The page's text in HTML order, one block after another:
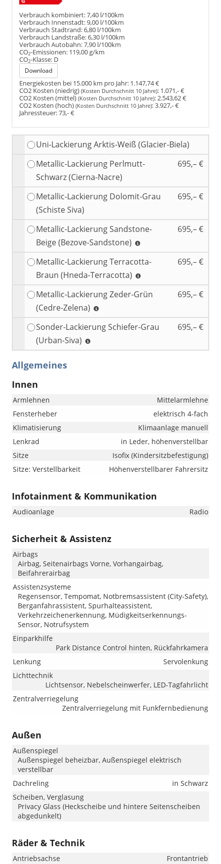
Verbrauch kombiniert:7,40 l/100km
Verbrauch Innenstadt:9,00 l/100km
Verbrauch Stadtrand:6,80 l/100km
Verbrauch Landstraße:6,30 l/100km
Verbrauch Autobahn:7,90 l/100km
CO2-Emissionen: 119,00 g/km
CO2-Klasse: D
Download
Energiekosten bei 15.000 km pro Jahr: 1.147,74 €
CO2 Kosten (niedrig) (Kosten Durchschnitt 10 Jahre): 1.071,- €
CO2 Kosten (mittel) (Kosten Durchschnitt 10 Jahre):2.543,62 €
CO2 Kosten (hoch) (Kosten Durchschnitt 10 Jahre):3.927,- €
Jahressteuer:73,- €
Uni-Lackierung Arktis-Weiß (Glacier-Biela)
Metallic-Lackierung Perlmutt-
Schwarz (Cierna-Nacre)
695,– €
Metallic-Lackierung Dolomit-Grau
(Schiste Siva)
695,– €
Metallic-Lackierung Sandstone-
Beige (Bezove-Sandstone)
695,– €
Metallic-Lackierung Terracotta-
Braun (Hneda-Terracotta)
695,– €
Metallic-Lackierung Zeder-Grün
(Cedre-Zelena)
695,– €
Sonder-Lackierung Schiefer-Grau
(Urban-Siva)
695,– €
Allgemeines
Innen
Armlehnen
Mittelarmlehne
Fensterheber
elektrisch 4-fach
Klimatisierung
Klimaanlage manuell
Lenkrad
in Leder, höhenverstellbar
Sitze
Isofix (Kindersitzbefestigung)
Sitze: Verstellbarkeit
Höhenverstellbarer Fahrersitz
Infotainment & Kommunikation
Audioanlage Radio
Sicherheit & Assistenz
Airbags
Airbag, Seitenairbags Vorne, Vorhangairbag,
Beifahrerairbag
Assistenzsysteme
Regensensor, Tempomat, Notbremsassistent (City-Safety),
Berganfahrassistent, Spurhalteassistent,
Verkehrzeichenerkennung, Müdigkeitserkennungs-
Sensor, Notrufsystem
Einparkhilfe
Park Distance Control hinten, Rückfahrkamera
Lenkung
Servolenkung
Lichttechnik
Lichtsensor, Nebelscheinwerfer, LED-Tagfahrlicht
Zentralverriegelung
Zentralverriegelung mit Funkfernbedienung
Außen
Außenspiegel
Außenspiegel beheizbar, Außenspiegel elektrisch
verstellbar
Dachreling
in Schwarz
Scheiben, Verglasung
Privacy Glass (Heckscheibe und hintere Seitenscheiben
abgedunkelt)
Räder & Technik
Antriebsachse Frontantrieb